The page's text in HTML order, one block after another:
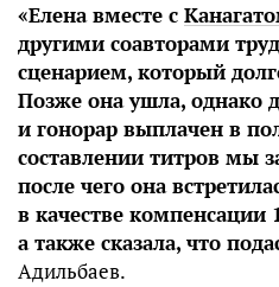
«Елена вместе с
другими соавторами
сценарием, который
Позже она ушла, однако
и гонорар выплачен в
составлении титров мы
после чего она
в качестве компенсации
а также сказала, что
Адильбаев.